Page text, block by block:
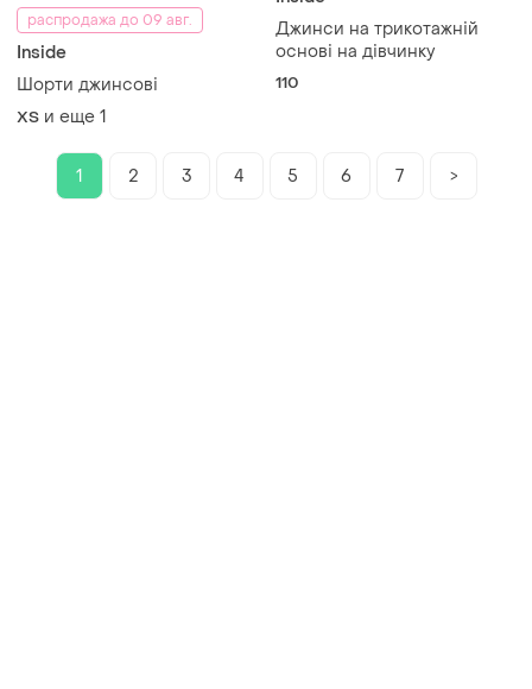
распродажа до 09 авг.
Inside
Шорти джинсові
ХS и еще 1
Джинси на трикотажній
основі на дівчинку
110
1 2 3 4 5 6 7 >